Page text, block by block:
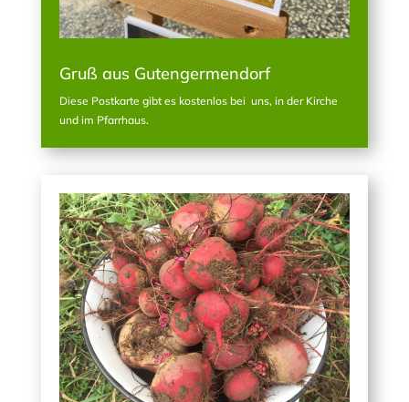
Gruß aus Gutengermendorf
Diese Postkarte gibt es kostenlos bei uns, in der Kirche
und im Pfarrhaus.